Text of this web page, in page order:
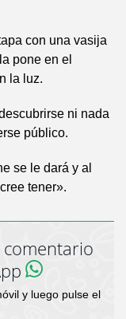
con una vasija
pone en el
la luz.
ni nada
público.
se le dará y al
tener».
comentario
y luego pulse el